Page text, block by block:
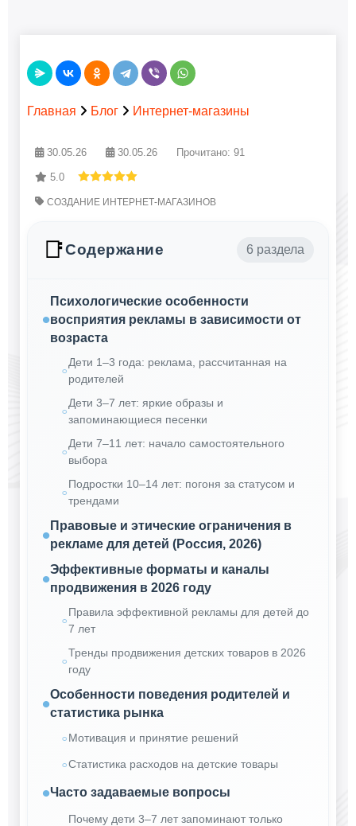
Главная Блог Интернет-магазины
30.05.26 30.05.26 Прочитано: 91
5.0
СОЗДАНИЕ ИНТЕРНЕТ-МАГАЗИНОВ
📑Содержание 6 раздела
Психологические особенности
восприятия рекламы в зависимости от
возраста
Дети 1–3 года: реклама, рассчитанная на
родителей
Дети 3–7 лет: яркие образы и
запоминающиеся песенки
Дети 7–11 лет: начало самостоятельного
выбора
Подростки 10–14 лет: погоня за статусом и
трендами
Правовые и этические ограничения в
рекламе для детей (Россия, 2026)
Эффективные форматы и каналы
продвижения в 2026 году
Правила эффективной рекламы для детей до
7 лет
Тренды продвижения детских товаров в 2026
году
Особенности поведения родителей и
статистика рынка
Мотивация и принятие решений
Статистика расходов на детские товары
Часто задаваемые вопросы
Почему дети 3–7 лет запоминают только